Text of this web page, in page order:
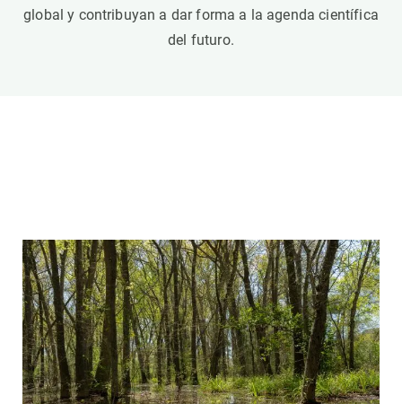
global y contribuyan a dar forma a la agenda científica
del futuro.